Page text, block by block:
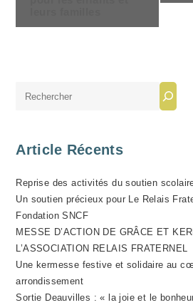
I
N
V
È
N
E
M
E
N
Article Récents
Reprise des activités du soutien
Un soutien précieux pour Le Relais
Fondation SNCF
MESSE D’ACTION DE GRÂCE ET
L’ASSOCIATION RELAIS FRATERNEL
Une kermesse festive et solidaire au
arrondissement
Sortie Deauvilles : « la joie et le